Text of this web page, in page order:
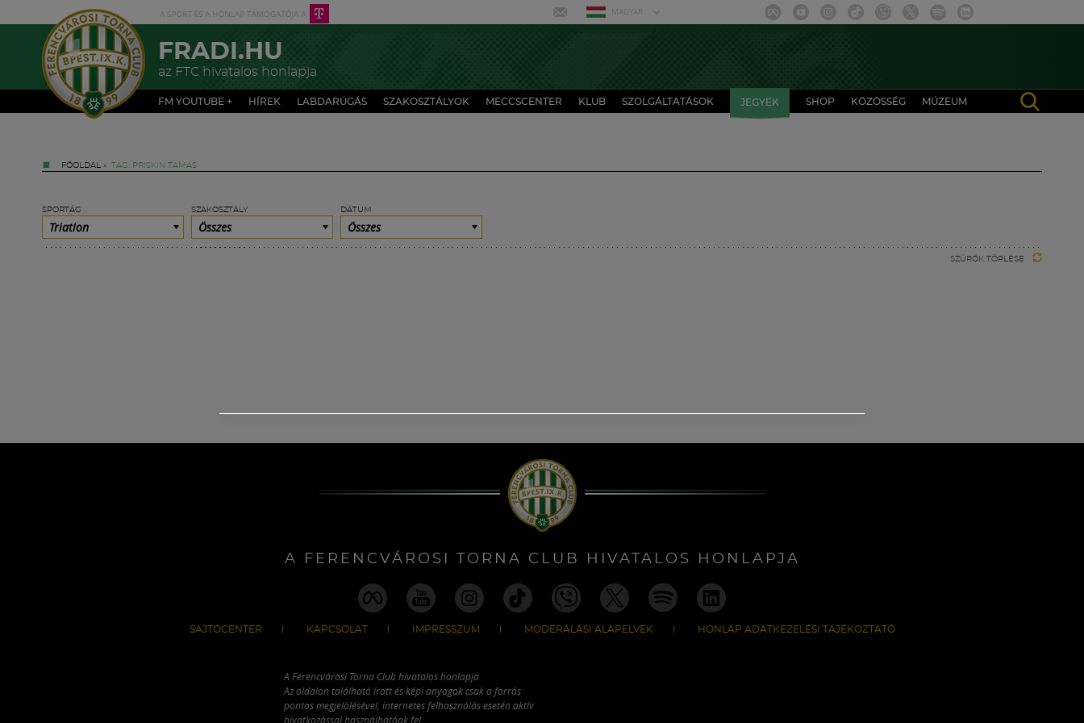
MAGYAR
FRADI.HU
az FTC hivatalos honlapja
FM YOUTUBE + HÍREK LABDARÚGÁS SZAKOSZTÁLYOK MECCSCENTER KLUB SZOLGÁLTATÁSOK JEGYEK SHOP KÖZÖSSÉG MÚZEUM
FŐOLDAL » TAG: PRISKIN TAMÁS
SPORTÁG
Triatlon
SZAKOSZTÁLY
Összes
DÁTUM
Összes
SZŰRŐK TÖRLÉSE
A FERENCVÁROSI TORNA CLUB HIVATALOS HONLAPJA
SAJTÓCENTER KAPCSOLAT IMPRESSZUM MODERÁLÁSI ALAPELVEK HONLAP ADATKEZELÉSI TÁJÉKOZTATÓ
A Ferencvárosi Torna Club hivatalos honlapja
Az oldalon található írott és képi anyagok csak a forrás
pontos megjelölésével, internetes felhasználás esetén aktív
hivatkozással használhatóak fel.